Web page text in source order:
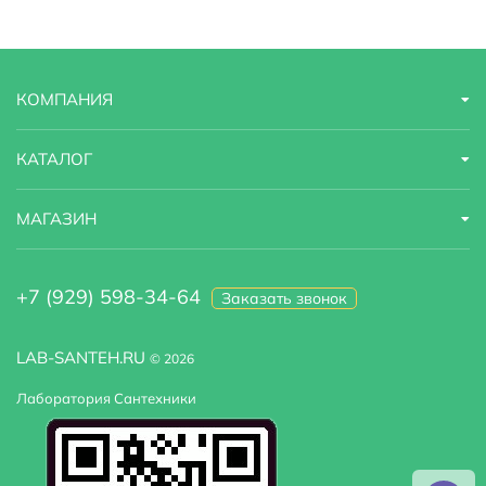
LAB-SANTEH.RU © 2026
Лаборатория Сантехники
КОМПАНИЯ
КАТАЛОГ
МАГАЗИН
+7 (929) 598-34-64 Заказать звонок